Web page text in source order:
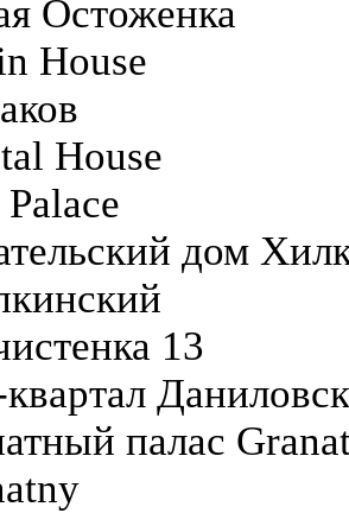
Остоженка
House
House
дом
13
палас